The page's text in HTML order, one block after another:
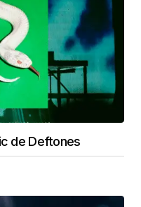
de Deftones